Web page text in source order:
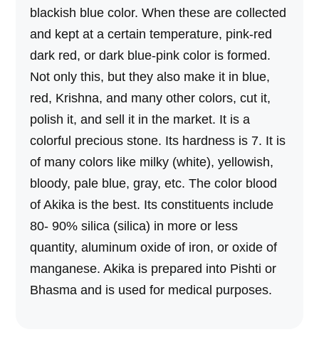
blackish blue color. When these are collected
and kept at a certain temperature, pink-red
dark red, or dark blue-pink color is formed.
Not only this, but they also make it in blue,
red, Krishna, and many other colors, cut it,
polish it, and sell it in the market. It is a
colorful precious stone. Its hardness is 7. It is
of many colors like milky (white), yellowish,
bloody, pale blue, gray, etc. The color blood
of Akika is the best. Its constituents include
80- 90% silica (silica) in more or less
quantity, aluminum oxide of iron, or oxide of
manganese. Akika is prepared into Pishti or
Bhasma and is used for medical purposes.